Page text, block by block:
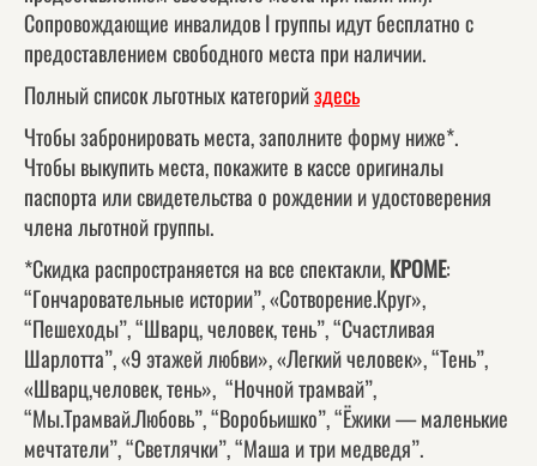
Сопровождающие инвалидов I группы идут бесплатно с
предоставлением свободного места при наличии.
Полный список льготных категорийздесь
Чтобы забронировать места, заполните форму ниже*.
Чтобы выкупить места, покажите в кассе оригиналы
паспорта или свидетельства о рождении и удостоверения
члена льготной группы.
*Скидка распространяется на все спектакли,КРОМЕ:
“Гончаровательные истории”, «Сотворение.Круг»,
“Пешеходы”, “Шварц, человек, тень”, “Счастливая
Шарлотта”, «9 этажей любви», «Легкий человек», “Тень”,
«Шварц,человек, тень», “Ночной трамвай”,
“Мы.Трамвай.Любовь”, “Воробьишко”, “Ёжики — маленькие
мечтатели”, “Светлячки”, “Маша и три медведя”.